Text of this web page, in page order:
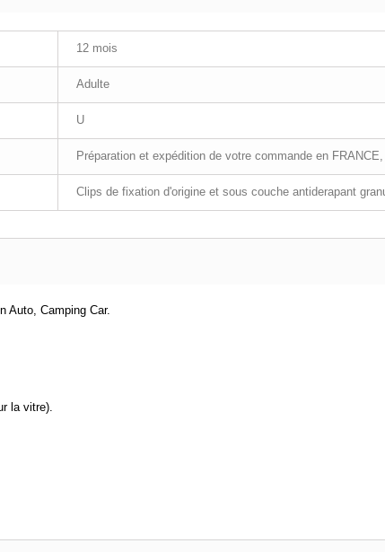
12 mois
Adulte
U
Préparation et expédition de votre commande en
Clips de fixation d'origine et sous couche antiderapant
Auto, Camping Car.
la vitre).